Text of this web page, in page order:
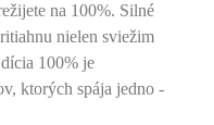
na 100%. Silné
nielen sviežim
100% je
ktorých spája jedno -